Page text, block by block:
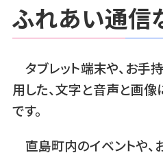
ふれあい通信
タブレット端末や、お手
用した、文字と音声と画
です。
直島町内のイベントや、